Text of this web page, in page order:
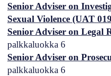
Senior Adviser on
Sexual Violence (UAT
Senior Adviser on Legal
palkkaluokka 6
Senior Adviser on
palkkaluokka 6